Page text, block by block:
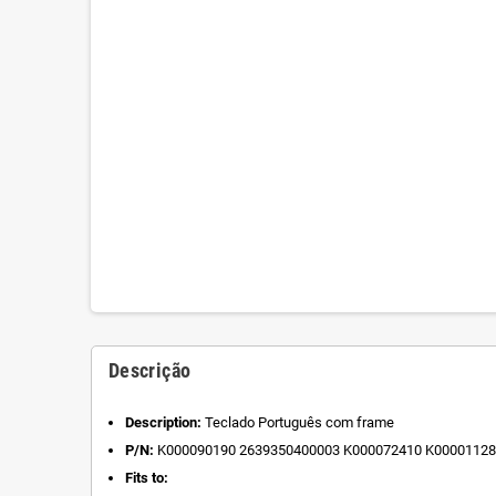
Descrição
Description: Teclado Português com frame
P/N: K000090190 2639350400003 K000072410
Fits to: